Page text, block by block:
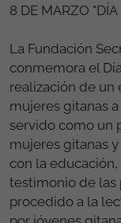
8 DE MARZO
La Fundación
conmemora el
realización de un
mujeres gitanas
servido como un
mujeres gitanas
con la
testimonio de las
procedido a la